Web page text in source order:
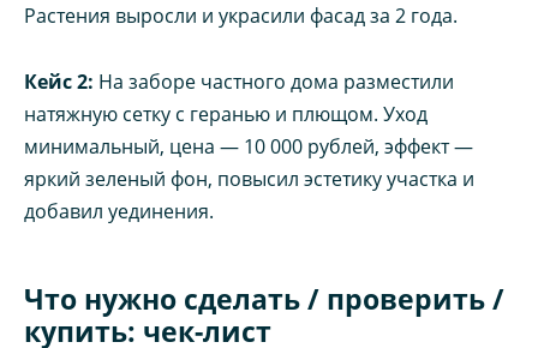
Растения выросли и украсили фасад за 2 года.
Кейс 2: На заборе частного дома разместили
натяжную сетку с геранью и плющом. Уход
минимальный, цена — 10 000 рублей, эффект —
яркий зеленый фон, повысил эстетику участка и
добавил уединения.
Что нужно сделать / проверить /
купить: чек-лист